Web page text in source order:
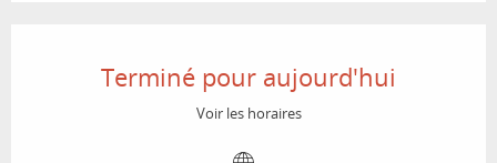
Terminé pour aujourd'hui
Voir les horaires